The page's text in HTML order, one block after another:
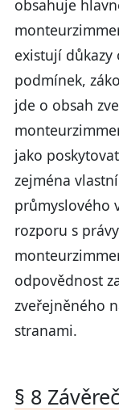
obsahuje
existují
podmínek,
jde o obsah
jako
zejména
průmyslového
rozporu s
odpovědnost
zveřejněného
stranami.
§ 8